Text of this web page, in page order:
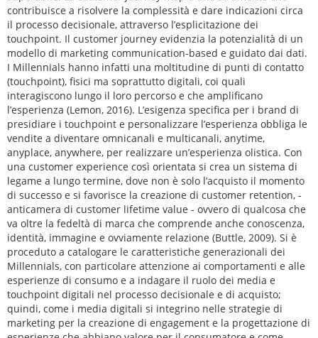
contribuisce a risolvere la complessità e dare indicazioni circa
il processo decisionale, attraverso l’esplicitazione dei
touchpoint. Il customer journey evidenzia la potenzialità di un
modello di marketing communication-based e guidato dai dati.
I Millennials hanno infatti una moltitudine di punti di contatto
(touchpoint), fisici ma soprattutto digitali, coi quali
interagiscono lungo il loro percorso e che amplificano
l’esperienza (Lemon, 2016). L’esigenza specifica per i brand di
presidiare i touchpoint e personalizzare l’esperienza obbliga le
vendite a diventare omnicanali e multicanali, anytime,
anyplace, anywhere, per realizzare un’esperienza olistica. Con
una customer experience così orientata si crea un sistema di
legame a lungo termine, dove non è solo l’acquisto il momento
di successo e si favorisce la creazione di customer retention, -
anticamera di customer lifetime value - ovvero di qualcosa che
va oltre la fedeltà di marca che comprende anche conoscenza,
identità, immagine e ovviamente relazione (Buttle, 2009). Si è
proceduto a catalogare le caratteristiche generazionali dei
Millennials, con particolare attenzione ai comportamenti e alle
esperienze di consumo e a indagare il ruolo dei media e
touchpoint digitali nel processo decisionale e di acquisto;
quindi, come i media digitali si integrino nelle strategie di
marketing per la creazione di engagement e la progettazione di